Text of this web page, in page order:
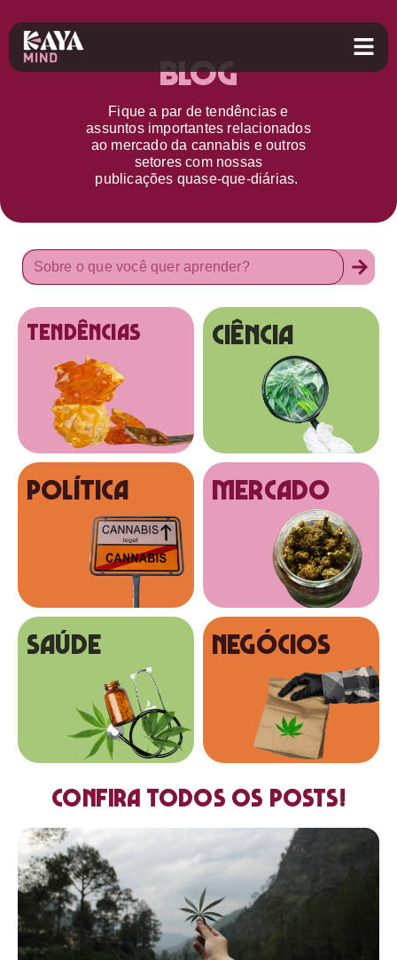
Blog
Fique a par detendências e
assuntos importantes relacionados
ao mercado da cannabis e outros
setorescom nossas
publicações quase-que-diárias.
tendências Ciência
Política MERCADO
SAÚDE NEGÓCIOS
Confira todos os posts!